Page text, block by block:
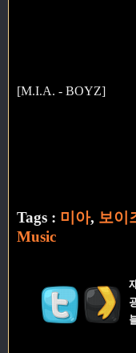
[M.I.A. - BOYZ]
Tags : 미아, 보이
Music